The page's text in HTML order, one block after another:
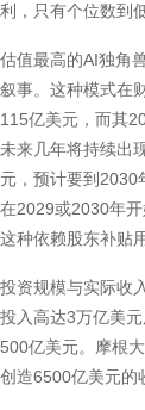
利，只有个位数到
估值最高的AI独角
叙事。这种模式在
115亿美元，而其
未来几年将持续出
元，预计要到2030
在2029或2030年
这种依赖股东补贴
投资规模与实际收
投入高达3万亿美
500亿美元。摩根
创造6500亿美元